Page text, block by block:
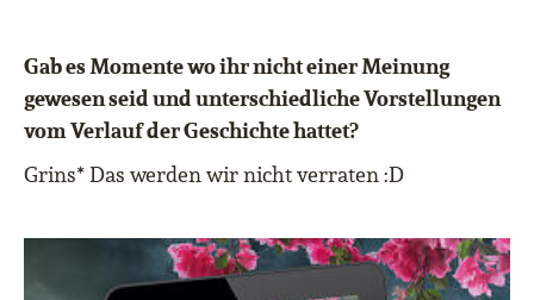
Gab es Momente wo ihr nicht einer Meinung
gewesen seid und unterschiedliche Vorstellungen
vom Verlauf der Geschichte hattet?
Grins* Das werden wir nicht verraten :D